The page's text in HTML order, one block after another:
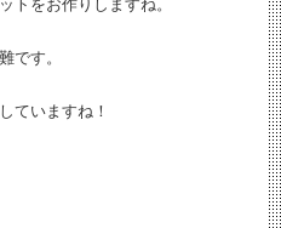
トをお作りしますね。
です。
ていますね！